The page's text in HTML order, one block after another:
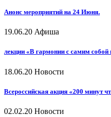
Анонс мероприятий на 24 Июня.
19.06.20 Афиша
лекции «В гармонии с самим
18.06.20 Новости
Всероссийская акция «200 минут
02.02.20 Новости